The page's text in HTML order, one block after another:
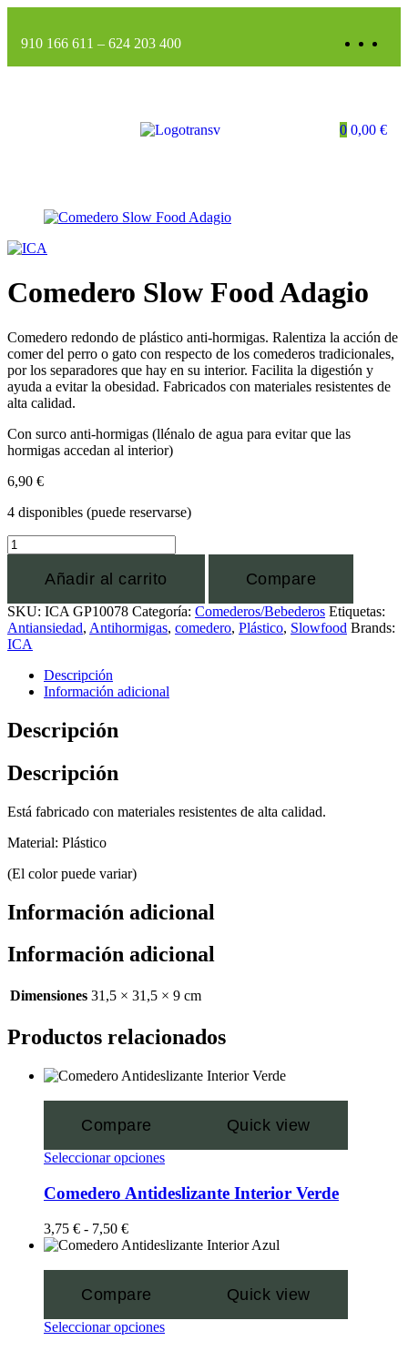
910 166 611 – 624 203 400
0 0,00 €
Comedero Slow Food Adagio
Comedero redondo de plástico anti-hormigas. Ralentiza la acción de
comer del perro o gato con respecto de los comederos tradicionales,
por los separadores que hay en su interior. Facilita la digestión y
ayuda a evitar la obesidad. Fabricados con materiales resistentes de
alta calidad.
Con surco anti-hormigas (llénalo de agua para evitar que las
hormigas accedan al interior)
6,90 €
4 disponibles (puede reservarse)
Añadir al carrito Compare
SKU: ICA GP10078 Categoría: Comederos/Bebederos Etiquetas:
Antiansiedad, Antihormigas, comedero, Plástico, Slowfood Brands:
ICA
Descripción
Información adicional
Descripción
Descripción
Está fabricado con materiales resistentes de alta calidad.
Material: Plástico
(El color puede variar)
Información adicional
Información adicional
Dimensiones 31,5 × 31,5 × 9 cm
Productos relacionados
Compare Quick view
Seleccionar opciones
Comedero Antideslizante Interior Verde
3,75 € - 7,50 €
Compare Quick view
Seleccionar opciones